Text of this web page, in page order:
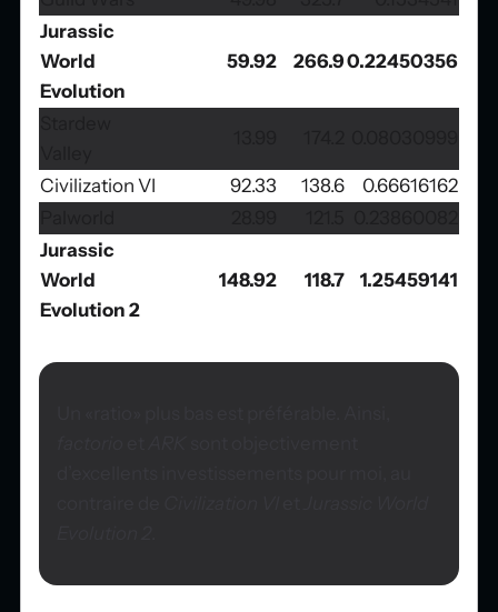
Jurassic
World
Evolution
59.92 266.90.22450356
Civilization VI 92.33 138.6
0.66616162
Jurassic
World
Evolution 2
148.92 118.7 1.25459141